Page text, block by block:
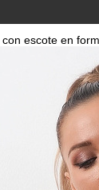
escote en